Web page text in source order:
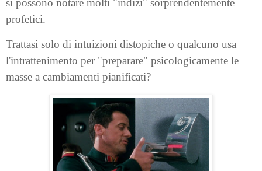
profetici.
Trattasi solo di intuizioni distopiche o qualcuno usa
l'intrattenimento per "preparare" psicologicamente le
masse a cambiamenti pianificati?